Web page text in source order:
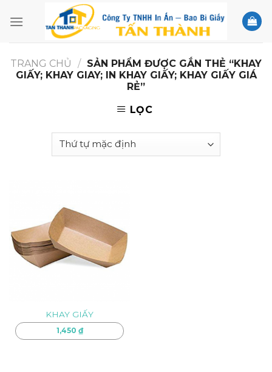
TRANG CHỦ / SẢN PHẨM ĐƯỢC GẮN THẺ “KHAY
GIẤY; KHAY GIAY; IN KHAY GIẤY; KHAY GIẤY GIÁ
RẺ”
LỌC
KHAY GIẤY
1,450 ₫